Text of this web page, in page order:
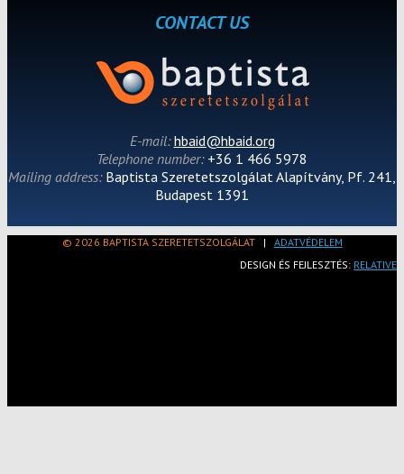
CONTACT US
E-mail:hbaid@hbaid.org
Telephone number: +36 1 466 5978
Mailing address: Baptista Szeretetszolgálat Alapítvány, Pf. 241,
Budapest 1391
© 2026 BAPTISTA SZERETETSZOLGÁLAT| ADATVÉDELEM
DESIGN ÉS FEJLESZTÉS: RELATIVE